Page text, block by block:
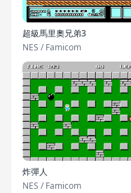
超級馬里奧兄弟3
NES / Famicom
炸彈人
NES / Famicom